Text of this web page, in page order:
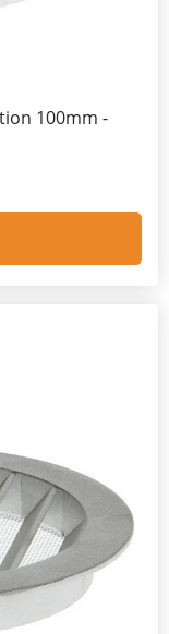
100mm -